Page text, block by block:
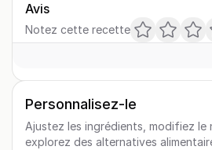
Avis
Notez cette recette
Personnalisez-le
Ajustez les ingrédients, modifiez le
explorez des alternatives